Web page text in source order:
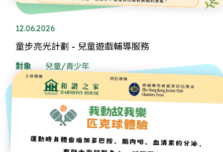
12.06.2026
童步亮光計劃 - 兒童遊戲輔導服務
對象 兒童/青少年